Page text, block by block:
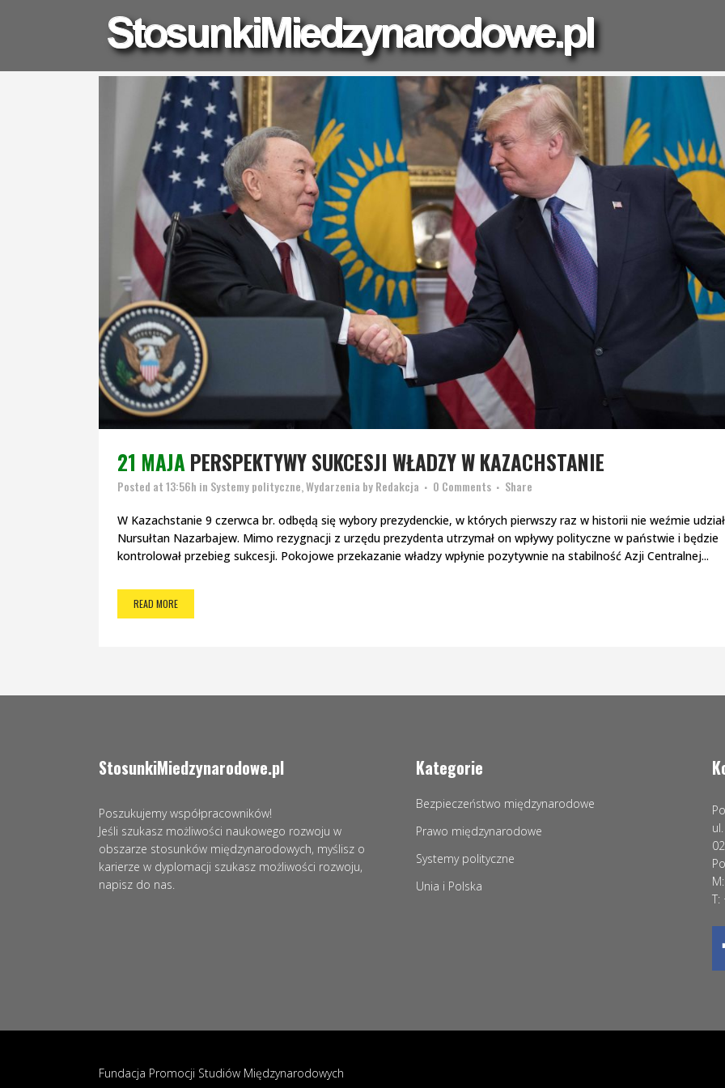
21 MAJA PERSPEKTYWY SUKCESJI WŁADZY W KAZACHSTANIE
Posted at 13:56h in Systemy polityczne,Wydarzenia byRedakcja 0 Comments Share
W Kazachstanie 9 czerwca br. odbędą się wybory prezydenckie, w których pierwszy raz w historii nie weźmie
Nursułtan Nazarbajew. Mimo rezygnacji z urzędu prezydenta utrzymał on wpływy polityczne w państwie i będzie
kontrolował przebieg sukcesji. Pokojowe przekazanie władzy wpłynie pozytywnie na stabilność Azji Centralnej...
READ MORE
StosunkiMiedzynarodowe.pl
Poszukujemy współpracowników!
Jeśli szukasz możliwości naukowego rozwoju w
obszarze stosunków międzynarodowych, myślisz o
karierze w dyplomacji szukasz możliwości rozwoju,
napisz do nas.
Kategorie
Bezpieczeństwo międzynarodowe
Prawo międzynarodowe
Systemy polityczne
Unia i Polska
T:
Fundacja Promocji Studiów Międzynarodowych